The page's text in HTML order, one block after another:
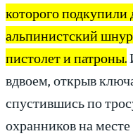
которого подкупили
альпинистский
пистолет и патроны.
вдвоем, открыв
спустившись по
охранников на